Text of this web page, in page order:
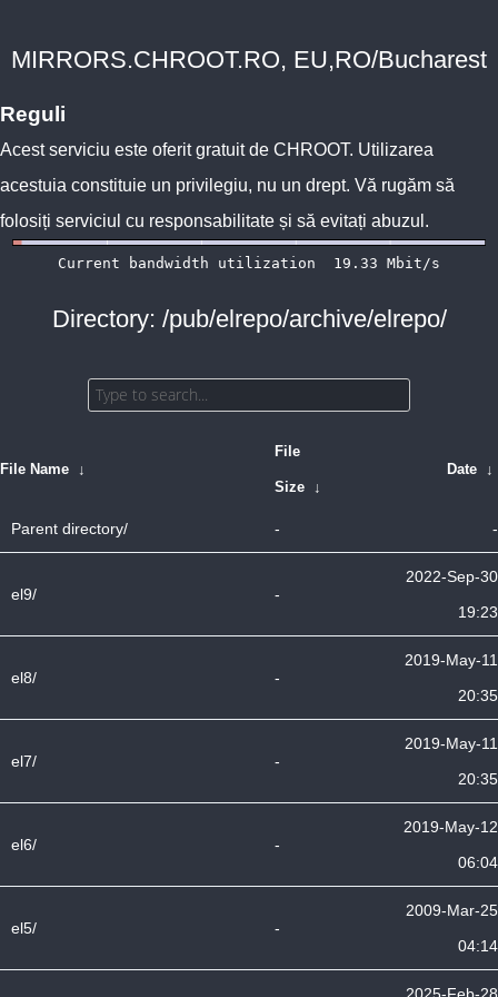
MIRRORS.CHROOT.RO, EU,RO/Bucharest
Reguli
Acest serviciu este oferit gratuit de CHROOT. Utilizarea
acestuia constituie un privilegiu, nu un drept. Vă rugăm să
folosiți serviciul cu responsabilitate și să evitați abuzul.
Directory: /pub/elrepo/archive/elrepo/
File Name ↓
File
Size ↓
Date ↓
Parent directory/ - -
el9/ -
2022-Sep-30
19:23
el8/ -
2019-May-11
20:35
el7/ -
2019-May-11
20:35
el6/ -
2019-May-12
06:04
el5/ -
2009-Mar-25
04:14